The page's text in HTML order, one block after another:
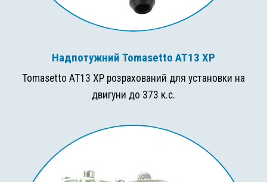
Надпотужний Tomasetto AT13 XP
Tomasetto AT13 XP розрахований для установки на
двигуни до 373 к.с.